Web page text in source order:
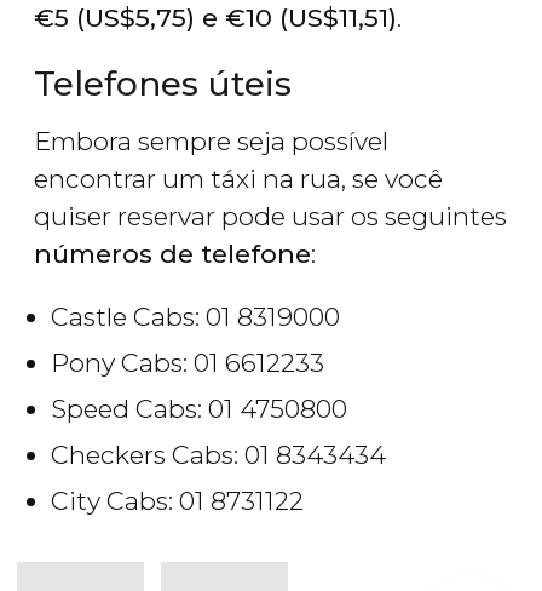
€5 (US$5,75) e €10 (US$11,51).
Telefones úteis
Embora sempre seja possível
encontrar um táxi na rua, se você
quiser reservar pode usar os seguintes
números de telefone:
Castle Cabs: 01 8319000
Pony Cabs: 01 6612233
Speed Cabs: 01 4750800
Checkers Cabs: 01 8343434
City Cabs: 01 8731122